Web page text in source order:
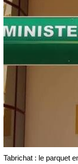
Tabrichat : le parquet